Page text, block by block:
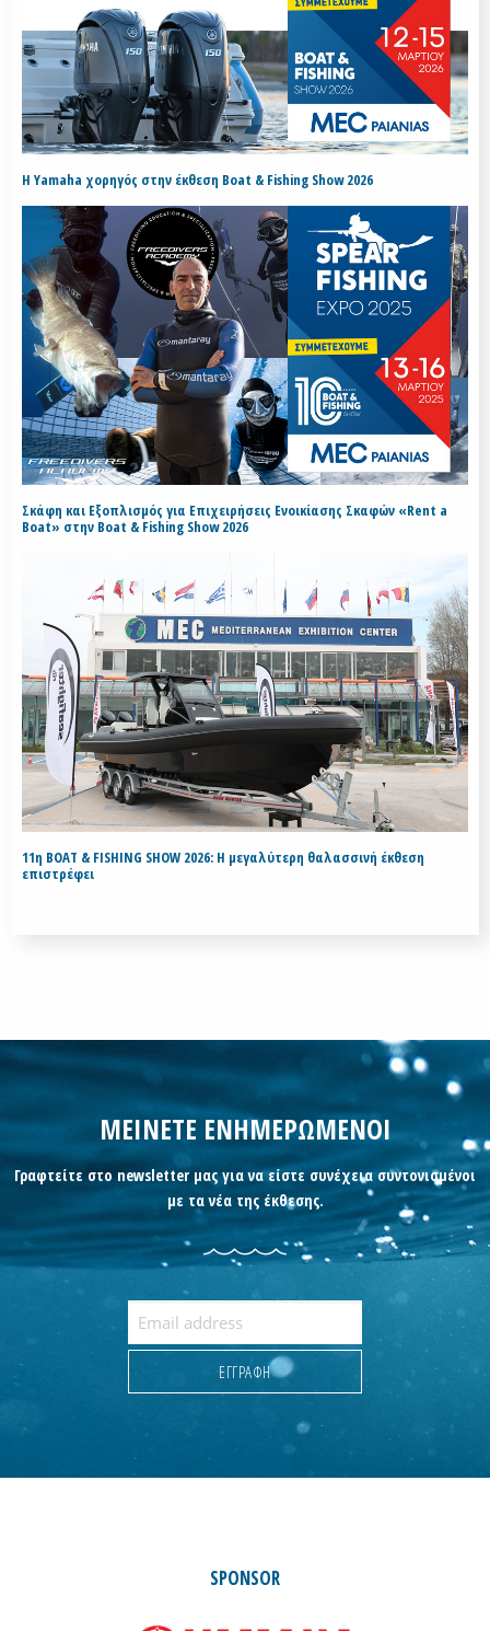
H Yamaha χορηγός στην έκθεση Boat & Fishing Show 2026
Σκάφη και Εξοπλισμός για Επιχειρήσεις Ενοικίασης Σκαφών «Rent a
Boat» στην Boat & Fishing Show 2026
11η BOAT & FISHING SHOW 2026: Η μεγαλύτερη θαλασσινή έκθεση
επιστρέφει
ΜΕΙΝΕΤΕ ΕΝΗΜΕΡΩΜΕΝΟΙ
Γραφτείτε στο newsletter μας για να είστε συνέχεια συντονισμένοι
με τα νέα της έκθεσης.
SPONSOR